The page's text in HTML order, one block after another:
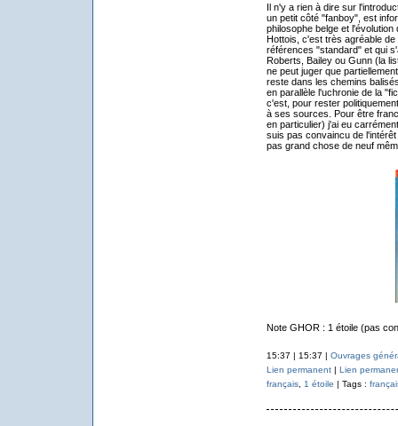
Il n'y a rien à dire sur
un petit côté "fanboy", est
philosophe belge et
Hottois, c'est très agréable
références "standard" et qui
Roberts, Bailey ou Gunn (la
ne peut juger que
reste dans les chemins
en parallèle l'uchronie de la
c'est, pour rester
à ses sources. Pour être
en particulier) j'ai eu
suis pas convaincu de
pas grand chose de neuf
Note GHOR : 1 étoile (pas
15:37 | 15:37 | Ouvrages
Lien permanent| Lien
français, 1 étoile | Tags :